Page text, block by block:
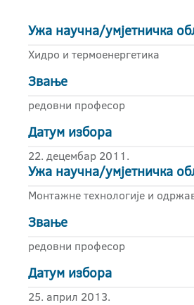
Ужа научна/умјетничка
Хидро и термоенергетика
Звање
редовни професор
Датум избора
22. децембар 2011.
Ужа научна/умјетничка
Монтажне технологије и
Звање
редовни професор
Датум избора
25. април 2013.